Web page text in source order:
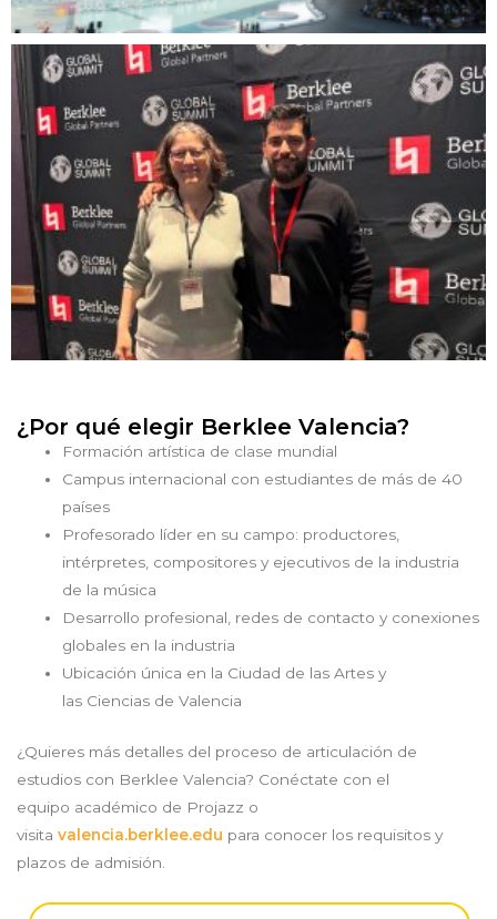
¿Por qué elegir Berklee Valencia?
Formación artística de clase mundial
Campus internacional con estudiantes de más de 40
países
Profesorado líder en su campo: productores,
intérpretes, compositores y ejecutivos de la industria
de la música
Desarrollo profesional, redes de contacto y conexiones
globales en la industria
Ubicación única en la Ciudad de las Artes y
las Ciencias de Valencia
¿Quieres más detalles del proceso de articulación de
estudios con Berklee Valencia? Conéctate con el
equipo académico de Projazz o
visita valencia.berklee.edu para conocer los requisitos y
plazos de admisión.